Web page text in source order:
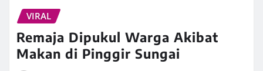
VIRAL
Remaja Dipukul Warga Akibat
Makan di Pinggir Sungai